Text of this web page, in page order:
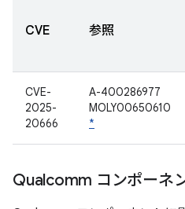
CVE 参照
CVE-
2025-
20666
A-400286977
MOLY00650610
*
Qualcomm コンポーネ